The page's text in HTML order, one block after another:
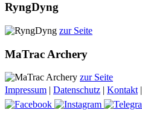
RyngDyng
zur Seite
MaTrac Archery
zur Seite
Impressum | Datenschutz | Kontakt |